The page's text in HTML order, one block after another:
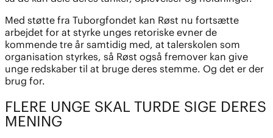
Med støtte fra Tuborgfondet kan Røst nu fortsætte
arbejdet for at styrke unges retoriske evner de
kommende tre år samtidig med, at talerskolen som
organisation styrkes, så Røst også fremover kan give
unge redskaber til at bruge deres stemme. Og det er der
brug for.
FLERE UNGE SKAL TURDE SIGE DERES
MENING